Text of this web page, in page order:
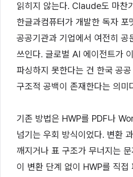
읽히지 않는다. Claude도 마찬
한글과컴퓨터가 개발한 독자 포
공공기관과 기업에서 여전히 공
쓰인다. 글로벌 AI 에이전트가
파싱하지 못한다는 건 한국 공공
구조적 공백이 존재한다는 의미
기존 방법은 HWP를 PDF나
넘기는 우회 방식이었다. 변환
깨지거나 표 구조가 무너지는
이 변환 단계 없이 HWP를 직접